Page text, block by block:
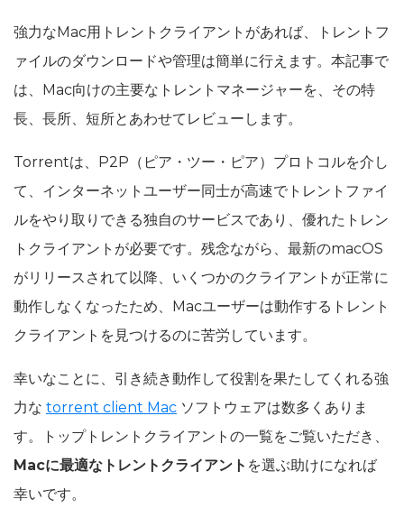
強力なMac用トレントクライアントがあれば、トレントフ
ァイルのダウンロードや管理は簡単に行えます。本記事で
は、Mac向けの主要なトレントマネージャーを、その特
長、長所、短所とあわせてレビューします。
Torrentは、P2P（ピア・ツー・ピア）プロトコルを介し
て、インターネットユーザー同士が高速でトレントファイ
ルをやり取りできる独自のサービスであり、優れたトレン
トクライアントが必要です。残念ながら、最新のmacOS
がリリースされて以降、いくつかのクライアントが正常に
動作しなくなったため、Macユーザーは動作するトレント
クライアントを見つけるのに苦労しています。
幸いなことに、引き続き動作して役割を果たしてくれる強
力な torrent client Mac ソフトウェアは数多くありま
す。トップトレントクライアントの一覧をご覧いただき、
Macに最適なトレントクライアント を選ぶ助けになれば
幸いです。